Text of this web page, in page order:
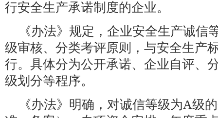
行安全生产承诺制度的企业。
《办法》规定，企业安全生产诚信
级审核、分类考评原则，与安全生产
行。具体分为公开承诺、企业自评、
级划分等程序。
《办法》明确，对诚信等级为A级